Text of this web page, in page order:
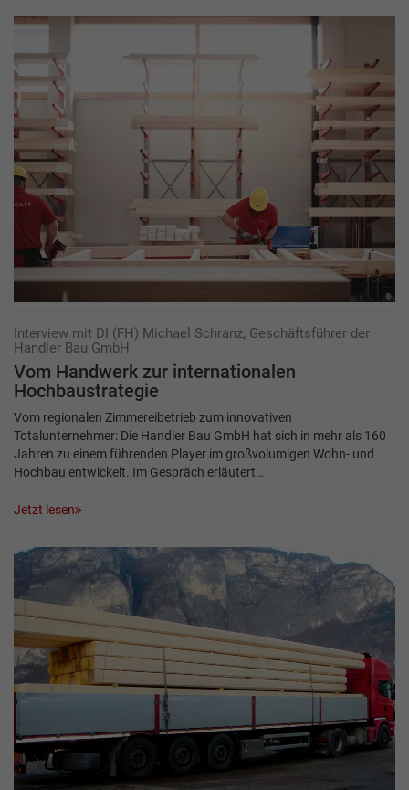
Interview mit DI (FH) Michael Schranz, Geschäftsführer der
Handler Bau GmbH
Vom Handwerk zur inter­nationalen
Hochbaustrategie
Vom regionalen Zimmereibetrieb zum innovativen
Totalunternehmer: Die Handler Bau GmbH hat sich in mehr als 160
Jahren zu einem führenden Player im großvolumigen Wohn- und
Hochbau entwickelt. Im Gespräch erläutert…
Jetzt lesen